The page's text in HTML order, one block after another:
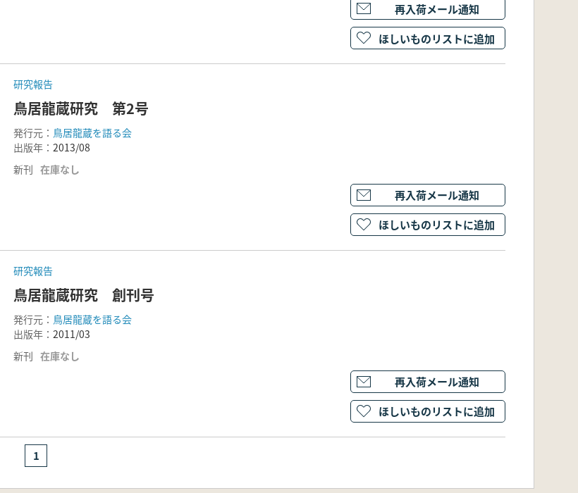
再入荷メール通知
ほしいものリストに追加
研究報告
鳥居龍蔵研究 第2号
発行元： 鳥居龍蔵を語る会
出版年： 2013/08
新刊 在庫なし
再入荷メール通知
ほしいものリストに追加
研究報告
鳥居龍蔵研究 創刊号
発行元： 鳥居龍蔵を語る会
出版年： 2011/03
新刊 在庫なし
再入荷メール通知
ほしいものリストに追加
1